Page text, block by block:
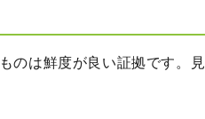
のは鮮度が良い証拠です。見